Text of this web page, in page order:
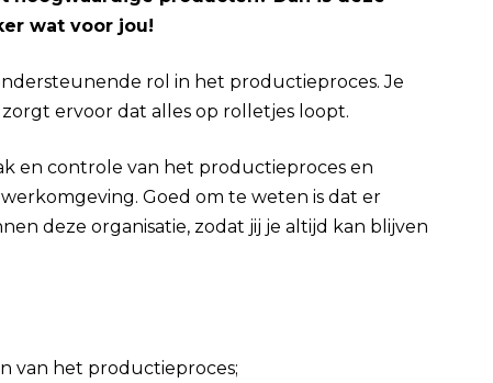
wat voor jou!
rol in het productieproces. Je
ervoor dat alles op rolletjes loopt.
en controle van het productieproces en
Goed om te weten is dat er
deze organisatie, zodat jij je altijd kan blijven
van het productieproces;